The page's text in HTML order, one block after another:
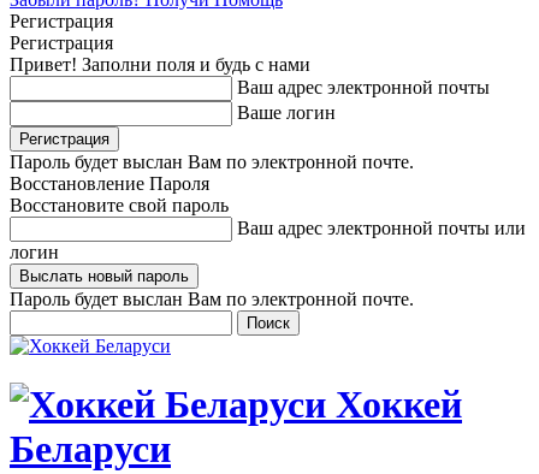
Регистрация
Регистрация
Привет! Заполни поля и будь с нами
Ваш адрес электронной почты
Ваше логин
Пароль будет выслан Вам по электронной почте.
Восстановление Пароля
Восстановите свой пароль
Ваш адрес электронной почты или
логин
Пароль будет выслан Вам по электронной почте.
Хоккей
Беларуси